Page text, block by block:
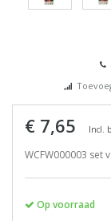
€ 7,65 Incl.
WCFW000003 set
Op voorraad